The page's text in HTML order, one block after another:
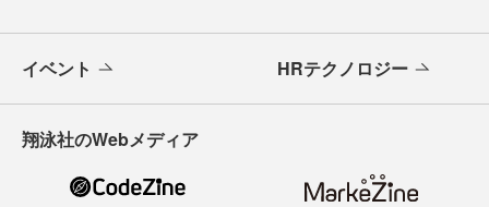
イベント HRテクノロジー
翔泳社のWebメディア